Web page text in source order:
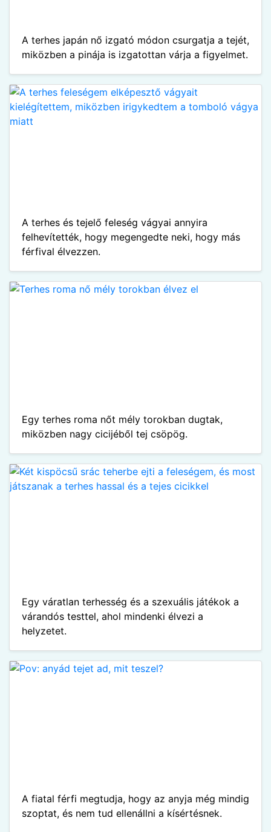
A terhes japán nő izgató módon csurgatja a tejét,
miközben a pinája is izgatottan várja a figyelmet.
A terhes és tejelő feleség vágyai annyira
felhevítették, hogy megengedte neki, hogy más
férfival élvezzen.
Egy terhes roma nőt mély torokban dugtak,
miközben nagy cicijéből tej csöpög.
Egy váratlan terhesség és a szexuális játékok a
várandós testtel, ahol mindenki élvezi a
helyzetet.
A fiatal férfi megtudja, hogy az anyja még mindig
szoptat, és nem tud ellenállni a kísértésnek.